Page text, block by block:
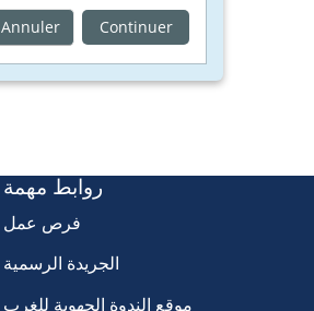
Annuler Continuer
روابط مهمة
فرص عمل
الجريدة الرسمية
موقع الندوة الجهوية للغرب